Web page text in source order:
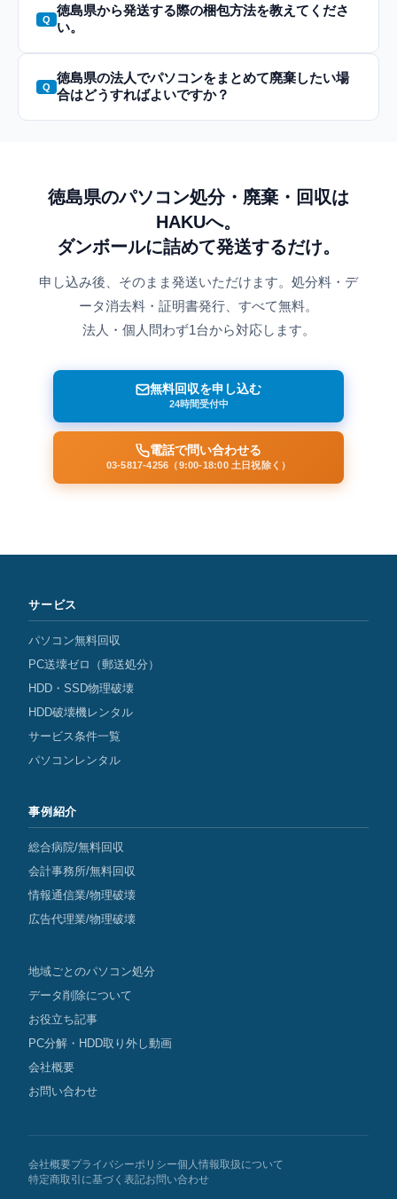
徳島県から発送する際の梱包方法を教えてくださ
い。
徳島県の法人でパソコンをまとめて廃棄したい場
合はどうすればよいですか？
徳島県のパソコン処分・廃棄・回収は
HAKUへ。
ダンボールに詰めて発送するだけ。
申し込み後、そのまま発送いただけます。処分料・デ
ータ消去料・証明書発行、すべて無料。
法人・個人問わず1台から対応します。
無料回収を申し込む
24時間受付中
電話で問い合わせる
03-5817-4256（9:00-18:00 土日祝除く）
サービス
パソコン無料回収
PC送壊ゼロ（郵送処分）
HDD・SSD物理破壊
HDD破壊機レンタル
サービス条件一覧
パソコンレンタル
事例紹介
総合病院/無料回収
会計事務所/無料回収
情報通信業/物理破壊
広告代理業/物理破壊
地域ごとのパソコン処分
データ削除について
お役立ち記事
PC分解・HDD取り外し動画
会社概要
お問い合わせ
会社概要プライバシーポリシー個人情報取扱について
特定商取引に基づく表記お問い合わせ